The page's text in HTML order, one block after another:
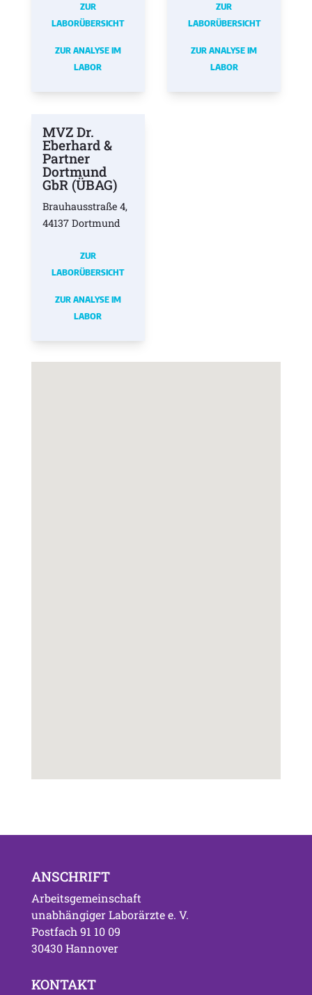
ZUR
LABORÜBERSICHT
ZUR ANALYSE IM
LABOR
ZUR
LABORÜBERSICHT
ZUR ANALYSE IM
LABOR
MVZ Dr.
Eberhard &
Partner
Dortmund
GbR (ÜBAG)
Brauhausstraße 4,
44137 Dortmund
ZUR
LABORÜBERSICHT
ZUR ANALYSE IM
LABOR
ANSCHRIFT
Arbeitsgemeinschaft
unabhängiger Laborärzte e. V.
Postfach 91 10 09
30430 Hannover
KONTAKT